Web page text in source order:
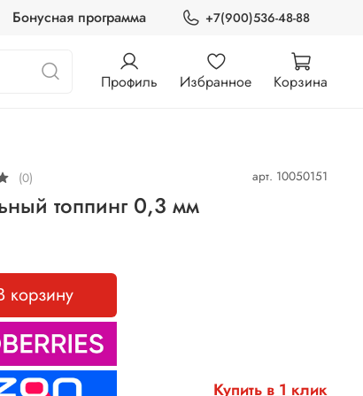
Бонусная программа +7(900)536-48-88
Профиль Избранное Корзина
(0) арт. 10050151
топпинг 0,3 мм
корзину
Купить в 1 клик